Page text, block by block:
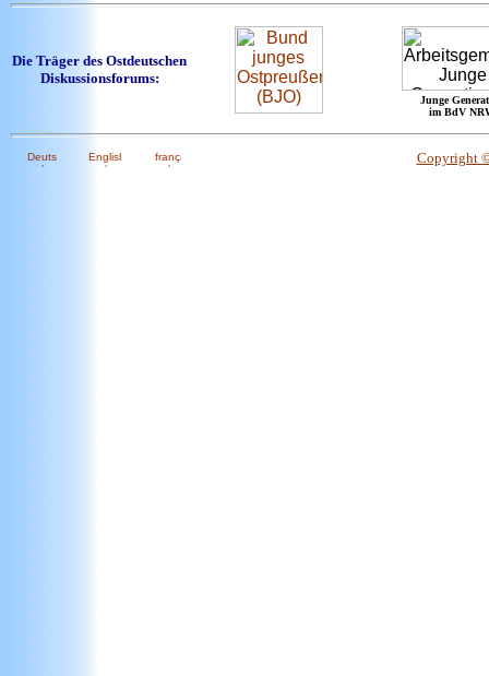
Die Träger des Ostdeutschen
Diskussionsforums:
Junge
im BdV
Copyright